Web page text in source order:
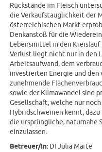
Rückstände im Fleisch
die Verkaufstauglichkeit der
österreichischen Markt
Denkanstoß für die
Lebensmittel in den
Verlust liegt nicht nur in den
Arbeitsaufwand, dem
investierten Energie und
zunehmende
sowie der Klimawandel sind
Gesellschaft, welche nur
Hybridschweinen kennt,
die ursprüngliche, naturnahe
einzulassen.
Betreuer/in: DI Julia Marte